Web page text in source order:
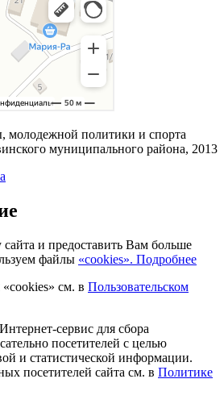
молодежной политики и спорта
муниципального района, 2013
и предоставить Вам больше
файлы «cookies». Подробнее
см. в Пользовательском
сервис для сбора
посетителей с целью
и статистической информации.
посетителей сайта см. в Политике